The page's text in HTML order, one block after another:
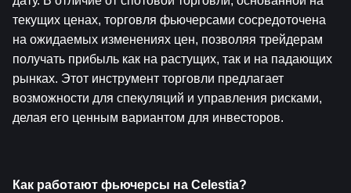
текущих ценах, торговля фьючерсами сосредоточена
на ожидаемых изменениях цен, позволяя трейдерам
получать прибыль как на растущих, так и на падающих
рынках. Этот инструмент торговли предлагает
возможности для спекуляций и управления рисками,
делая его ценным вариантом для инвесторов.
Как работают фьючерсы на Celestia?